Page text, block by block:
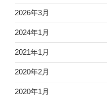
2026年3月
2024年1月
2021年1月
2020年2月
2020年1月